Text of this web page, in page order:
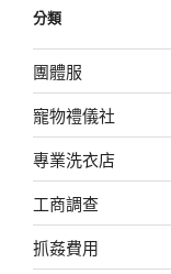
分類
團體服
寵物禮儀社
專業洗衣店
工商調查
抓姦費用